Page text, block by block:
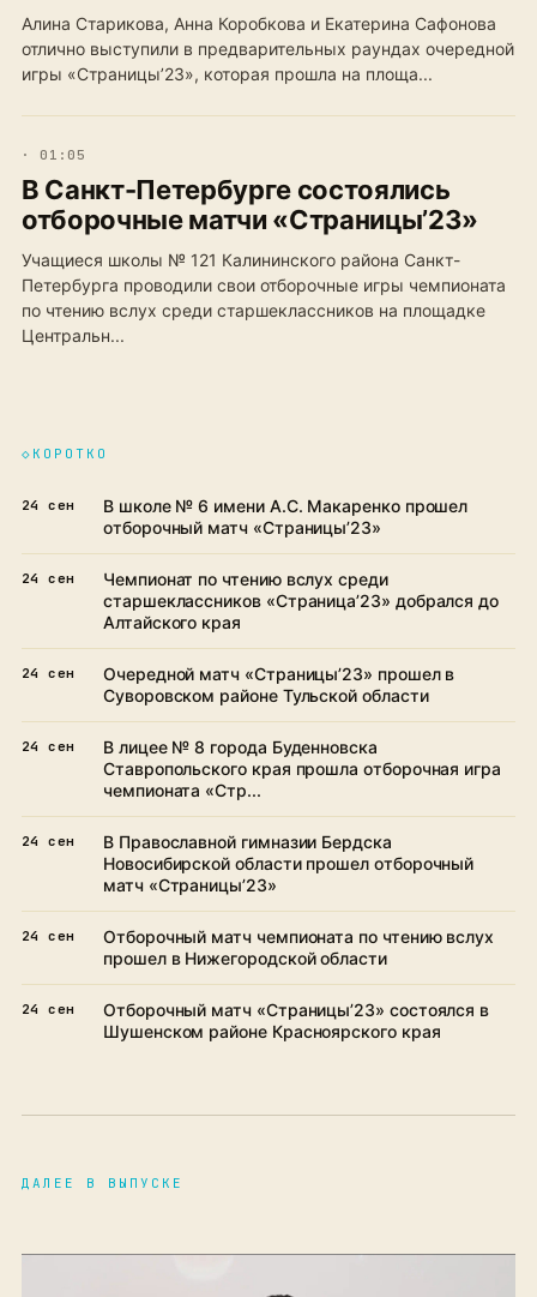
Алина Старикова, Анна Коробкова и Екатерина Сафонова
отлично выступили в предварительных раундах очередной
игры «Страницы’23», которая прошла на площа...
· 01:05
В Санкт-Петербурге состоялись
отборочные матчи «Страницы’23»
Учащиеся школы № 121 Калининского района Санкт-
Петербурга проводили свои отборочные игры чемпионата
по чтению вслух среди старшеклассников на площадке
Центральн...
◇ КОРОТКО
24 сен
В школе № 6 имени А.С. Макаренко прошел
отборочный матч «Страницы’23»
24 сен
Чемпионат по чтению вслух среди
старшеклассников «Страница’23» добрался до
Алтайского края
24 сен
Очередной матч «Страницы’23» прошел в
Суворовском районе Тульской области
24 сен
В лицее № 8 города Буденновска
Ставропольского края прошла отборочная игра
чемпионата «Стр...
24 сен
В Православной гимназии Бердска
Новосибирской области прошел отборочный
матч «Страницы’23»
24 сен
Отборочный матч чемпионата по чтению вслух
прошел в Нижегородской области
24 сен
Отборочный матч «Страницы’23» состоялся в
Шушенском районе Красноярского края
ДАЛЕЕ В ВЫПУСКЕ